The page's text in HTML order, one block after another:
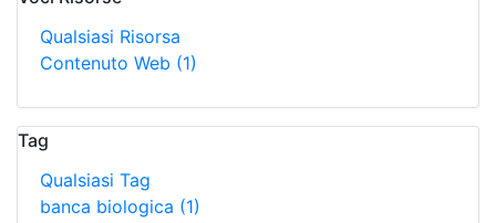
Qualsiasi Risorsa
Contenuto Web (1)
Tag
Qualsiasi Tag
banca biologica (1)